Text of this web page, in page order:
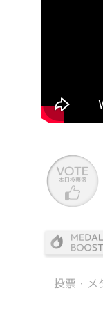
投票・メ